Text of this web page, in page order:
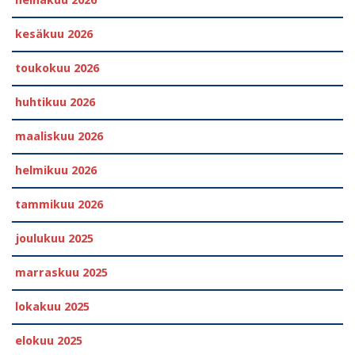
kesäkuu 2026
toukokuu 2026
huhtikuu 2026
maaliskuu 2026
helmikuu 2026
tammikuu 2026
joulukuu 2025
marraskuu 2025
lokakuu 2025
elokuu 2025